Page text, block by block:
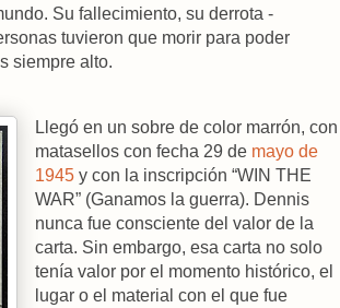
Su fallecimiento, su derrota -
tuvieron que morir para poder
siempre alto.
Llegó en un sobre de color marrón, con
matasellos con fecha 29 de mayo de
1945 y con la inscripción “WIN THE
WAR” (Ganamos la guerra). Dennis
nunca fue consciente del valor de la
carta. Sin embargo, esa carta no solo
tenía valor por el momento histórico, el
lugar o el material con el que fue